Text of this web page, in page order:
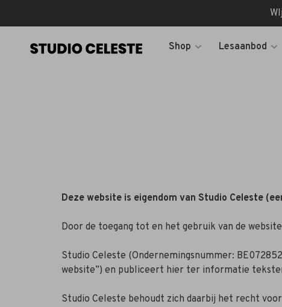
Shop Lesaanbod
Deze website is eigendom van Studio Celeste
Door de toegang tot en het gebruik van de
Studio Celeste (Ondernemingsnummer:
website”) en publiceert hier ter informatie
Studio Celeste behoudt zich daarbij het recht